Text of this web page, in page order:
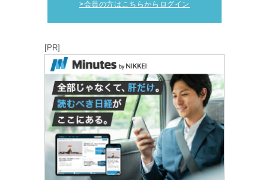
>会員の方はこちらからログイン
[PR]